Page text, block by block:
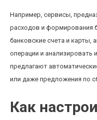
Например, сервисы,
расходов и формирования
банковские счета и карты,
операции и
предлагают
или даже предложения по
Как